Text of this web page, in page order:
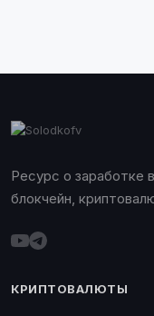
Ресурс о заработке
блокчейн,
КРИПТОВАЛЮТЫ